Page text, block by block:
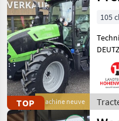
TOP Machine neuve
105
Premium >
PS/
/